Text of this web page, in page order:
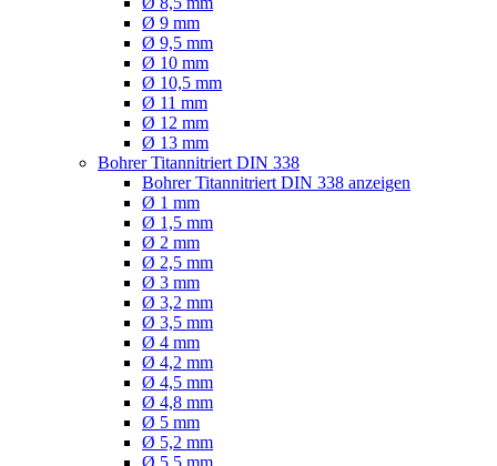
Ø 9 mm
Ø 9,5 mm
Ø 10 mm
Ø 10,5 mm
Ø 11 mm
Ø 12 mm
Ø 13 mm
Bohrer Titannitriert DIN 338
Bohrer Titannitriert DIN 338 anzeigen
Ø 1 mm
Ø 1,5 mm
Ø 2 mm
Ø 2,5 mm
Ø 3 mm
Ø 3,2 mm
Ø 3,5 mm
Ø 4 mm
Ø 4,2 mm
Ø 4,5 mm
Ø 4,8 mm
Ø 5 mm
Ø 5,2 mm
Ø 5,5 mm